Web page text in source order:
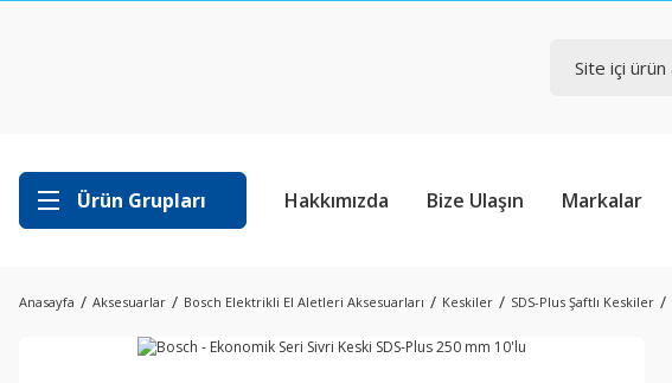
Ürün Grupları Hakkımızda Bize Ulaşın Markalar
Anasayfa Aksesuarlar Bosch Elektrikli El Aletleri Aksesuarları Keskiler SDS-Plus Şaftlı Keskiler